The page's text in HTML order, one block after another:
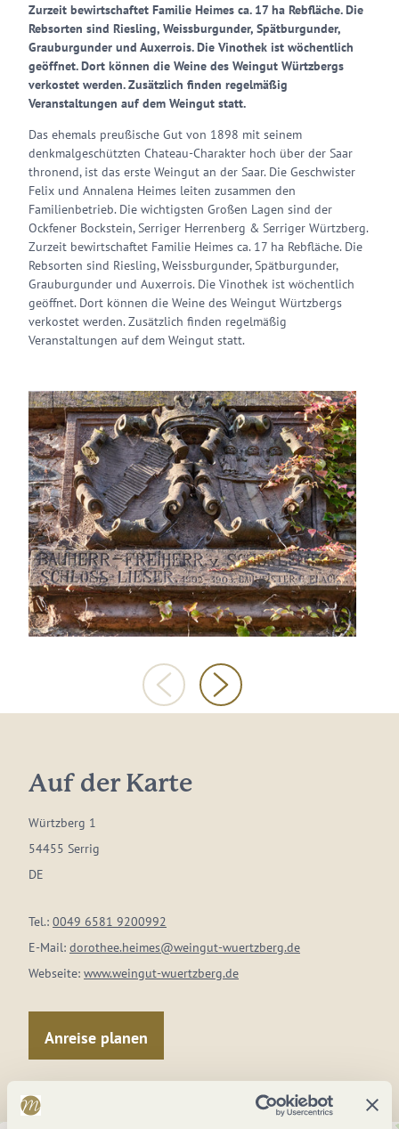
Zurzeit bewirtschaftet Familie Heimes ca. 17 ha Rebfläche. Die
Rebsorten sind Riesling, Weissburgunder, Spätburgunder,
Grauburgunder und Auxerrois. Die Vinothek ist wöchentlich
geöffnet. Dort können die Weine des Weingut Würtzbergs
verkostet werden. Zusätzlich finden regelmäßig
Veranstaltungen auf dem Weingut statt.
Das ehemals preußische Gut von 1898 mit seinem
denkmalgeschützten Chateau-Charakter hoch über der Saar
thronend, ist das erste Weingut an der Saar. Die Geschwister
Felix und Annalena Heimes leiten zusammen den
Familienbetrieb. Die wichtigsten Großen Lagen sind der
Ockfener Bockstein, Serriger Herrenberg & Serriger Würtzberg.
Zurzeit bewirtschaftet Familie Heimes ca. 17 ha Rebfläche. Die
Rebsorten sind Riesling, Weissburgunder, Spätburgunder,
Grauburgunder und Auxerrois. Die Vinothek ist wöchentlich
geöffnet. Dort können die Weine des Weingut Würtzbergs
verkostet werden. Zusätzlich finden regelmäßig
Veranstaltungen auf dem Weingut statt.
Auf der Karte
Würtzberg 1
54455 Serrig
DE
Tel.: 0049 6581 9200992
E-Mail: dorothee.heimes@weingut-wuertzberg.de
Webseite: www.weingut-wuertzberg.de
Anreise planen